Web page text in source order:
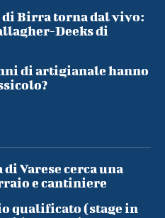
di Birra torna dal vivo:
Deeks di
di artigianale hanno
Varese cerca una
e cantiniere
qualificato (stage in